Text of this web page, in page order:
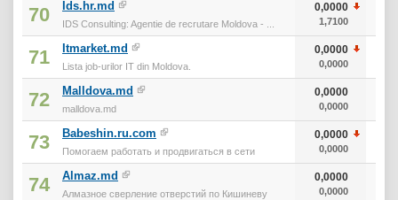
70 Ids.hr.md
IDS Consulting: Agentie de recrutare Moldova - ...
0,0000
1,7100
71 Itmarket.md
Lista job-urilor IT din Moldova.
0,0000
0,0000
72 Malldova.md
malldova.md
0,0000
0,0000
73 Babeshin.ru.com
Помогаем работать и продвигаться в сети
0,0000
0,0000
74 Almaz.md
Алмазное сверление отверстий по Кишиневу
0,0000
0,0000